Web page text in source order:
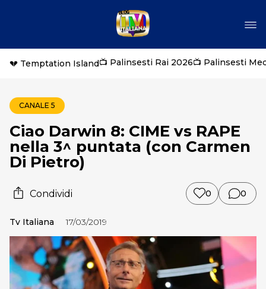
💔 Temptation Island📺 Palinsesti Rai 2026📺 Palinsesti
CANALE 5
Ciao Darwin 8: CIME vs RAPE
nella 3^ puntata (con Carmen
Di Pietro)
Condividi 0 0
Tv Italiana 17/03/2019